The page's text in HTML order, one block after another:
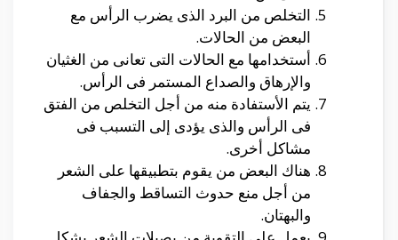
التخلص من البرد الذى يضرب الرأس مع
البعض من الحالات.
أستخدامها مع الحالات التى تعانى من الغثيان
والإرهاق والصداع المستمر فى الرأس.
يتم الأستفادة منه من أجل التخلص من الفتق
فى الرأس والذى يؤدى إلى التسبب فى
مشاكل أخرى.
هناك البعض من يقوم بتطبيقها على الشعر
من أجل منع حدوث التساقط والجفاف
والبهتان.